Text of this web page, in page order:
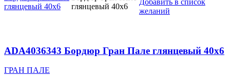
Добавить в список
желаний
ADA4036343 Бордюр Гран Пале глянцевый 40х6
ГРАН ПАЛЕ